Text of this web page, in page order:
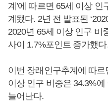
계’에 따르면 65세 이상 인
계됐다. 2년 전 발표된
2020년 65세 이상 인구 비
사이 1.7%포인트 증가했
이번 장래인구추계에 따르
이상 인구 비중은 34.3%
늘어난다.